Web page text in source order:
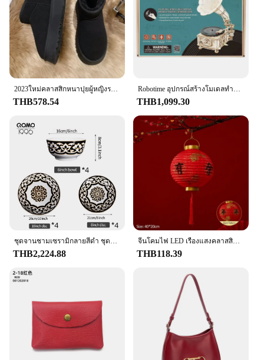
THB578.54 THB1,099.30
ชุดจานชามเซรามิกลายสีดํา ชุดอาหารเย็นพอร์ซเลนคลาสสิก ชุดจานและชามเซรามิกหรูหราสําหรับ 4-8 คน
THB2,224.88
จีนโคมไฟ LED เรืองแสงคลาสสิกสีแดงโคมไฟกระดาษ DIY ประกอบโคมไฟกระดาษเทศกาลฤดูใบไม้ผลิเด็กของขวัญตกแต่งปีใหม่
THB118.39